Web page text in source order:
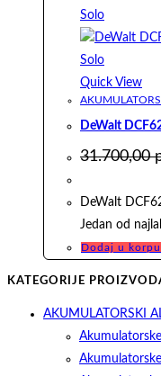
Quick View
DeWalt
31.700,00
DeWalt
Jedan od
Dodaj u korpu
KATEGORIJE
AKUMULATORSKI